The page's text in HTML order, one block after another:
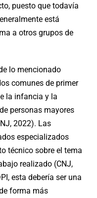
puesto que todavía
está
a otros grupos de
lo mencionado
comunes de primer
la infancia y la
personas mayores
2022). Las
especializados
técnico sobre el tema
realizado (CNJ,
esta debería ser una
forma más